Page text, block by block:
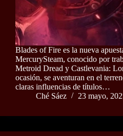
Blades of Fire es la nueva
MercurySteam, conocido por
Metroid Dread y Castlevania:
ocasión, se aventuran en el
claras influencias de títulos…
Ché Sáez
23 mayo,